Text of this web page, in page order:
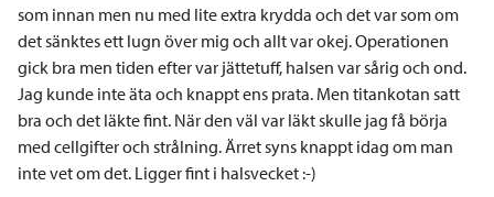
som innan men nu med lite extra krydda och det var som om
det sänktes ett lugn över mig och allt var okej. Operationen
gick bra men tiden efter var jättetuff, halsen var sårig och ond.
Jag kunde inte äta och knappt ens prata. Men titankotan satt
bra och det läkte fint. När den väl var läkt skulle jag få börja
med cellgifter och strålning. Ärret syns knappt idag om man
inte vet om det. Ligger fint i halsvecket :-)